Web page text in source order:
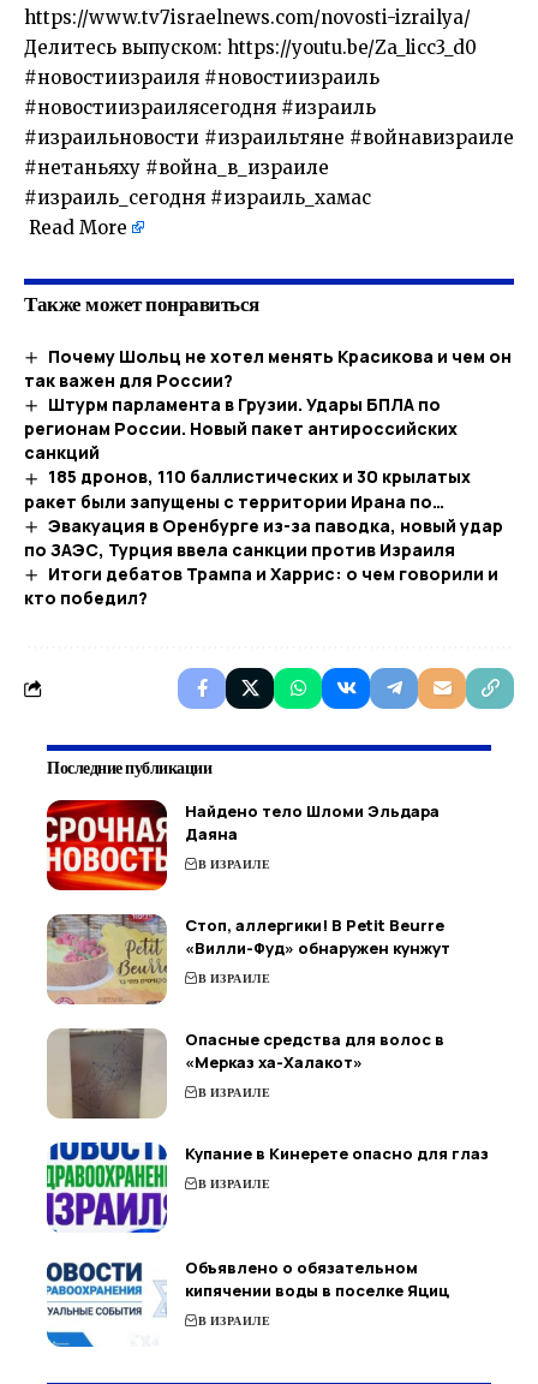
https://www.tv7israelnews.com/novosti-izrailya/
Делитесь выпуском: https://youtu.be/Za_licc3_d0
#новостиизраиля #новостиизраиль
#новостиизраилясегодня #израиль
#израильновости #израильтяне #войнавизраиле
#нетаньяху #война_в_израиле
#израиль_сегодня #израиль_хамас
Read More
Также может понравиться
Почему Шольц не хотел менять Красикова и чем он
так важен для России?
Штурм парламента в Грузии. Удары БПЛА по
регионам России. Новый пакет антироссийских
санкций
185 дронов, 110 баллистических и 30 крылатых
ракет были запущены с территории Ирана по…
Эвакуация в Оренбурге из-за паводка, новый удар
по ЗАЭС, Турция ввела санкции против Израиля
Итоги дебатов Трампа и Харрис: о чем говорили и
кто победил?
Последние публикации
Найдено тело Шломи Эльдара
Даяна
В ИЗРАИЛЕ
Стоп, аллергики! В Petit Beurre
«Вилли-Фуд» обнаружен кунжут
В ИЗРАИЛЕ
Опасные средства для волос в
«Мерказ ха-Халакот»
В ИЗРАИЛЕ
Купание в Кинерете опасно для глаз
В ИЗРАИЛЕ
Объявлено о обязательном
кипячении воды в поселке Яциц
В ИЗРАИЛЕ